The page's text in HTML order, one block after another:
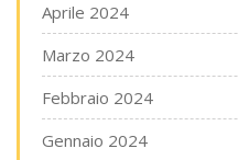
Aprile 2024
Marzo 2024
Febbraio 2024
Gennaio 2024